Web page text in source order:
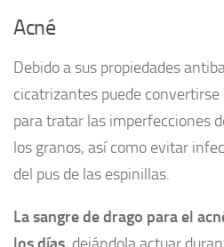
Acné
Debido a sus propiedades
cicatrizantes puede
para tratar las imperfecciones
los granos, así como evitar
del pus de las espinillas.
La sangre de drago para el